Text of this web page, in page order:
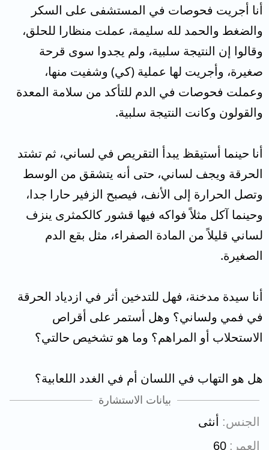
أنا أجريت فحوصات في المستشفى على السكر
والضغط والحمد لله سليمة، عملت منظارا للحلق،
وقالوا إن النتيجة سلبية، ولم يجدوا سوى قرحة
صغيرة، وأجريت لها عملية (كي) وشفيت منها،
وعملت فحوصات في الدم للتأكد من سلامة المعدة
والقولون وكانت النتيجة سلبية.
أنا حينما أستيقظ يبدأ التقريص في لساني، ثم تشتد
الحرقة ويجف لساني، حتى أنه يتشقق من الوسط
وتصل الحرارة إلى الأنف، فيصبح الزفير حارا جدا،
وحينما آكل مثلاً فواكه فيها قشور كالكمثرى ينزف
لساني قليلاً من المادة الصفراء، مثل بقع الدم
الصغيرة.
أنا سيدة مدخنة، فهل للتدخين أثر في ازدياد الحرقة
في فمي ولساني؟ وهل أستمر على أقراص
الاستحلاب أو المراهم؟ وما هو تشخيص حالتي؟
هل هو التهاب في اللسان أم في الغدد اللعابية؟
بيانات الاستشارة
الجنس
أنثى
العمر
60